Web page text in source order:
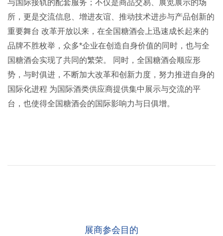
与国际接轨的配套服务；不仅是商品交易、展览展示的场
所，更是交流信息、增进友谊、推动技术进步与产品创新的
重要舞台 改革开放以来，在全国糖酒会上迅速成长起来的
品牌不胜枚举，众多*企业在创造自身价值的同时，也与全
国糖酒会实现了共同的繁荣。 同时，全国糖酒会顺应形
势，与时俱进，不断加大改革和创新力度，努力推进自身的
国际化进程 为国际酒类供应商提供集中展示与交流的平
台，也使得全国糖酒会的国际影响力与日俱增。
展商参会目的